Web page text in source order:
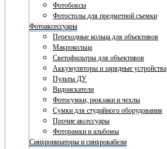
Фотобоксы
Фотостолы для предметной съемки
Фотоаксессуары
Переходные кольца для объективов
Макрокольца
Светофильтры для объективов
Аккумуляторы и зарядные устройства
Пульты ДУ
Видоискатели
Фотосумки, рюкзаки и чехлы
Сумки для студийного оборудования
Прочие аксессуары
Фоторамки и альбомы
Синхронизаторы и синхрокабели